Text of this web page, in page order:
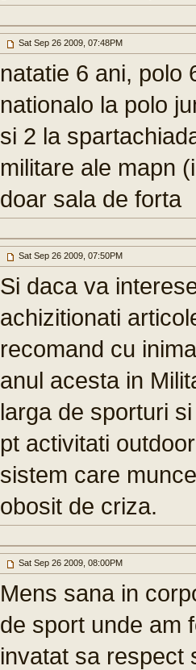
Sat Sep 26 2009, 07:48PM
natatie 6 ani, polo
nationalo la polo
si 2 la
militare ale mapn
doar sala de forta
Sat Sep 26 2009, 07:50PM
Si daca va
achizitionati
recomand cu
anul acesta in
larga de sporturi
pt activitati
sistem care
obosit de criza.
Sat Sep 26 2009, 08:00PM
Mens sana in
de sport unde am
invatat sa respect